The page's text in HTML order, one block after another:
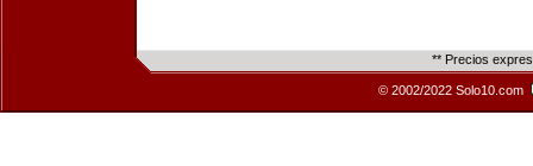
** Precios
© 2002/2022 Solo10.com